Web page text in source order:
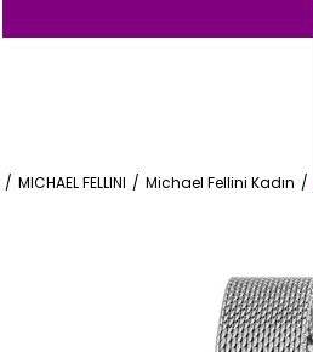
MICHAEL FELLINI Michael Fellini Kadın